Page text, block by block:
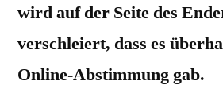
wird auf der Seite des
verschleiert, dass es
Online-Abstimmung gab.